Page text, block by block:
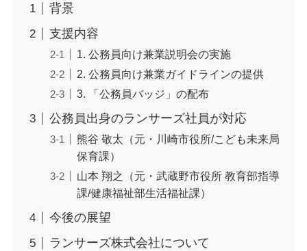
背景
支援内容
1. 公務員向け兼業説明会の実施
2. 公務員向け兼業ガイドラインの提供
3. 「公務員バッジ」の配布
公務員出身のランサーズ社員が対応
熊谷 敬太（元・川崎市役所/こども未来局
保育課）
山本 翔之（元・武蔵野市役所 教育部指導
課/健康福祉部生活福祉課）
今後の展望
ランサーズ株式会社について